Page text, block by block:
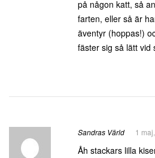
på någon katt, så
farten, eller så är
äventyr (hoppas!)
fäster sig så lätt vid
Sandras Värld 1
Åh stackars lilla